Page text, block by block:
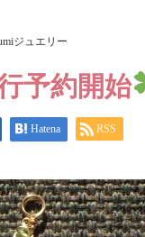
ジュエリー
予約開始
Hatena RSS